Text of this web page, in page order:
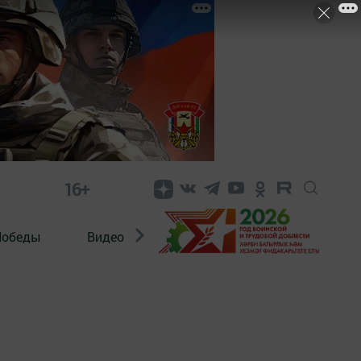
16+
Видео Конкурсы ЭтноДети